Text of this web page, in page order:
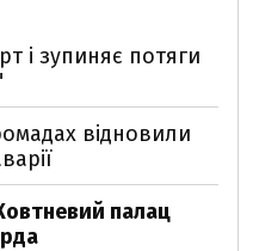
і зупиняє потяги
відновили
палац